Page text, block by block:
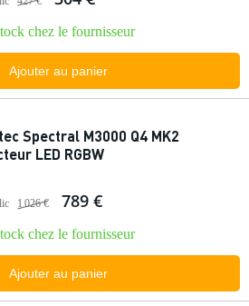
chez le fournisseur
Ajouter au panier
Spectral M3000 Q4 MK2
LED RGBW
1 026 € 789 €
chez le fournisseur
Ajouter au panier